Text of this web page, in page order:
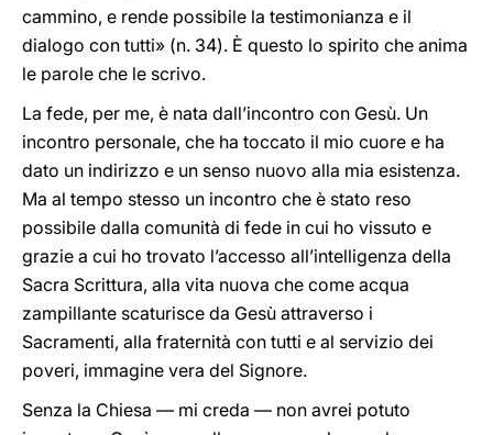
cammino, e rende possibile la testimonianza e il
dialogo con tutti» (n. 34). È questo lo spirito che anima
le parole che le scrivo.
La fede, per me, è nata dall’incontro con Gesù. Un
incontro personale, che ha toccato il mio cuore e ha
dato un indirizzo e un senso nuovo alla mia esistenza.
Ma al tempo stesso un incontro che è stato reso
possibile dalla comunità di fede in cui ho vissuto e
grazie a cui ho trovato l’accesso all’intelligenza della
Sacra Scrittura, alla vita nuova che come acqua
zampillante scaturisce da Gesù attraverso i
Sacramenti, alla fraternità con tutti e al servizio dei
poveri, immagine vera del Signore.
Senza la Chiesa — mi creda — non avrei potuto